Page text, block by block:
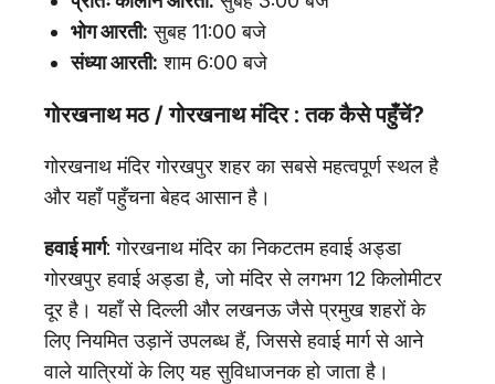
भोग आरती: सुबह 11:00 बजे
संध्या आरती: शाम 6:00 बजे
गोरखनाथ मठ /गोरखनाथ मंदिर : तक कैसे पहुँचें?
गोरखनाथ मंदिर गोरखपुर शहर का सबसे महत्वपूर्ण स्थल है
और यहाँ पहुँचना बेहद आसान है।
हवाई मार्ग: गोरखनाथ मंदिर का निकटतम हवाई अड्डा
गोरखपुर हवाई अड्डा है, जो मंदिर से लगभग 12 किलोमीटर
दूर है। यहाँ से दिल्ली और लखनऊ जैसे प्रमुख शहरों के
लिए नियमित उड़ानें उपलब्ध हैं, जिससे हवाई मार्ग से आने
वाले यात्रियों के लिए यह सुविधाजनक हो जाता है।